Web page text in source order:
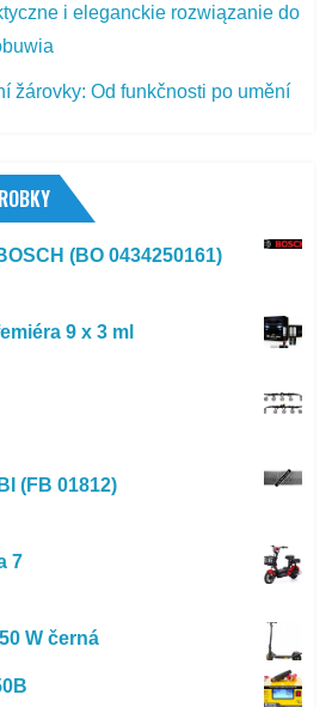
i eleganckie rozwiązanie do
žárovky: Od funkčnosti po umění
(BO 0434250161)
9 x 3 ml
(FB 01812)
7
W černá